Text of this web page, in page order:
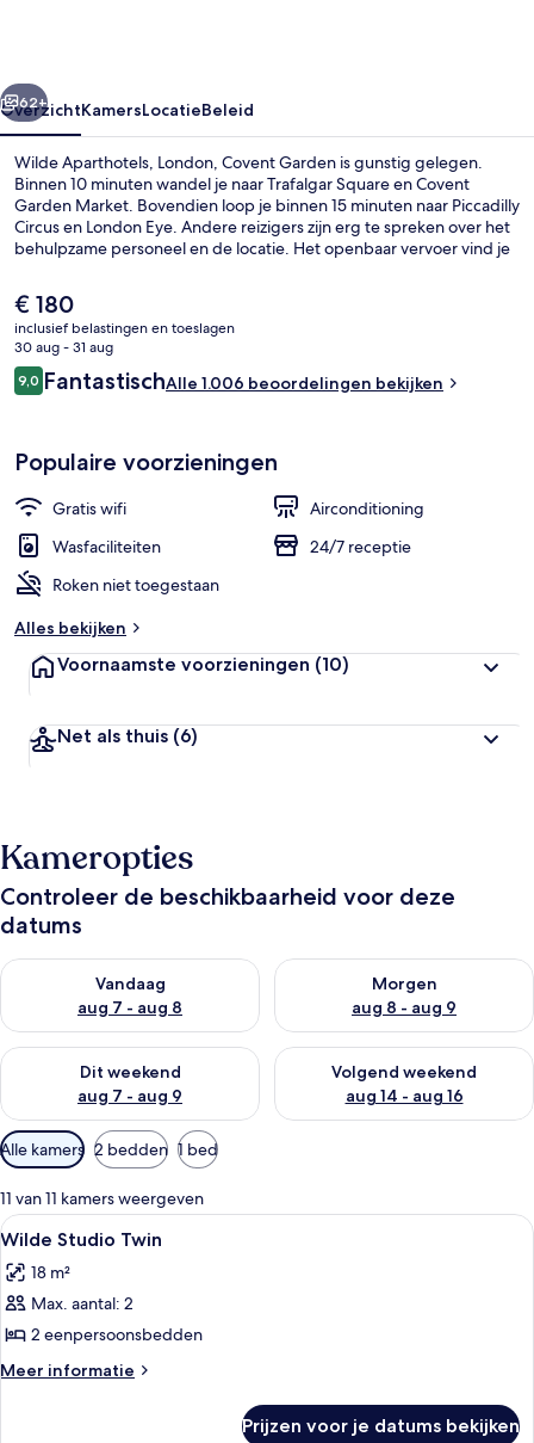
Volgende
62+
OverzichtKamersLocatieBeleid
Wilde Aparthotels, London, Covent Garden is gunstig gelegen.
Binnen 10 minuten wandel je naar Trafalgar Square en Covent
Garden Market. Bovendien loop je binnen 15 minuten naar Piccadilly
Circus en London Eye. Andere reizigers zijn erg te spreken over het
behulpzame personeel en de locatie. Het openbaar vervoer vind je
Underground Station en 5 minuten naar Station Embankment.
De
huidige
prijs
is
€ 180
€ 180
inclusief belastingen en toeslagen
30 aug - 31 aug
Beoordelingen
9,09,0 op 10 –
FantastischAlle 1.006 beoordelingen bekijken
Populaire voorzieningen
Gratis wifi
Airconditioning
Wasfaciliteiten
24/7 receptie
Roken niet toegestaan
Alles bekijken
Voornaamste voorzieningen (10)
Net als thuis (6)
Kameropties
Controleer de beschikbaarheid voor deze
datums
Vandaag
aug 7 - aug 8
De beschikbaarheid controleren voor vanavond aug 7 - aug 8
Morgen
aug 8 - aug 9
De beschikbaarheid
Dit weekend
aug 7 - aug 9
De beschikbaarheid controleren voor dit weekend aug 7 -
Volgend weekend
aug 14 - aug 16
De beschikbaarheid
Beschikbare
filters
voor
kamers
Alle kamers 2 bedden 1 bed
11 van 11 kamers weergeven
Alle
foto's
voor
Wilde
Studio
Twin
Een moderne hotelkamer met een
12
Wilde Studio Twin
18 m²
Max. aantal: 2
2 eenpersoonsbedden
Meer informatie
Meer
Prijzen voor je datums bekijken